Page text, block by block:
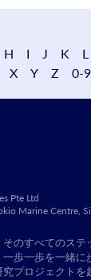
H I J K L
X Y Z 0-9
Pte Ltd
Marine Centre,
のすべてのステ
歩一歩を一緒に
プロジェクトを